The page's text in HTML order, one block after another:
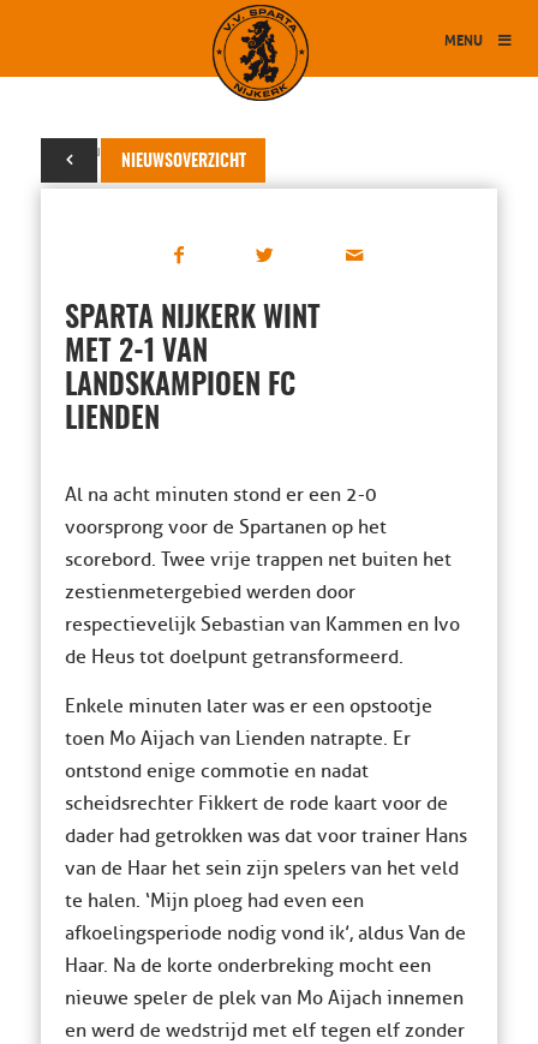
MENU
NIEUWSOVERZICHT
06 augustus 2015
SPARTA NIJKERK WINT
MET 2-1 VAN
LANDSKAMPIOEN FC
LIENDEN
Al na acht minuten stond er een 2-0
voorsprong voor de Spartanen op het
scorebord. Twee vrije trappen net buiten het
zestienmetergebied werden door
respectievelijk Sebastian van Kammen en Ivo
de Heus tot doelpunt getransformeerd.
Enkele minuten later was er een opstootje
toen Mo Aijach van Lienden natrapte. Er
ontstond enige commotie en nadat
scheidsrechter Fikkert de rode kaart voor de
dader had getrokken was dat voor trainer Hans
van de Haar het sein zijn spelers van het veld
te halen. ‘Mijn ploeg had even een
afkoelingsperiode nodig vond ik’, aldus Van de
Haar. Na de korte onderbreking mocht een
nieuwe speler de plek van Mo Aijach innemen
en werd de wedstrijd met elf tegen elf zonder